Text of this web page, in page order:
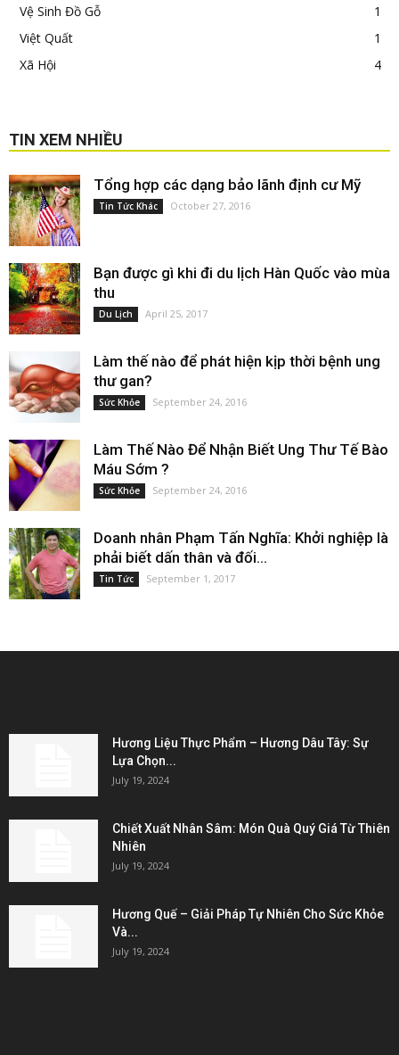
Vệ Sinh Đồ Gỗ
1
Việt Quất
1
Xã Hội
4
TIN XEM NHIỀU
Tổng hợp các dạng bảo lãnh định cư Mỹ
Tin Tức Khác October 27, 2016
Bạn được gì khi đi du lịch Hàn Quốc vào mùa
thu
Du Lịch April 25, 2017
Làm thế nào để phát hiện kịp thời bệnh ung
thư gan?
Sức Khỏe September 24, 2016
Làm Thế Nào Để Nhận Biết Ung Thư Tế Bào
Máu Sớm ?
Sức Khỏe September 24, 2016
Doanh nhân Phạm Tấn Nghĩa: Khởi nghiệp là
phải biết dấn thân và đối...
Tin Tức September 1, 2017
Hương Liệu Thực Phẩm – Hương Dâu Tây: Sự
Lựa Chọn...
July 19, 2024
Chiết Xuất Nhân Sâm: Món Quà Quý Giá Từ Thiên
Nhiên
July 19, 2024
Hương Quế – Giải Pháp Tự Nhiên Cho Sức Khỏe
Và...
July 19, 2024